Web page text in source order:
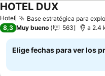
Hotel Base estratégica para
HOTEL DUX
8,3 Muy bueno 563 a 2.4
Elige fechas para ver los